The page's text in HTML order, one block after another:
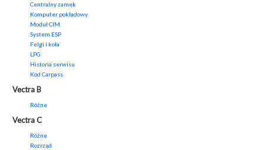
Centralny zamek
Komputer pokładowy
Moduł CIM
System ESP
Felgi i koła
LPG
Historia serwisu
Kod Carpass
Vectra B
Różne
Vectra C
Różne
Rozrząd